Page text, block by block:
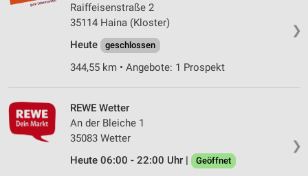
❯
Raiffeisenstraße 2
35114 Haina (Kloster)
Heute
geschlossen
344,55 km • Angebote: 1 Prospekt
❯
REWE Wetter
An der Bleiche 1
35083 Wetter
Heute 06:00 - 22:00 Uhr |
Geöffnet